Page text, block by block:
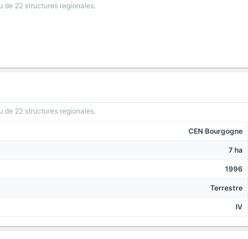
de 22 structures regionales.
de 22 structures regionales.
CEN Bourgogne
7 ha
1996
Terrestre
IV